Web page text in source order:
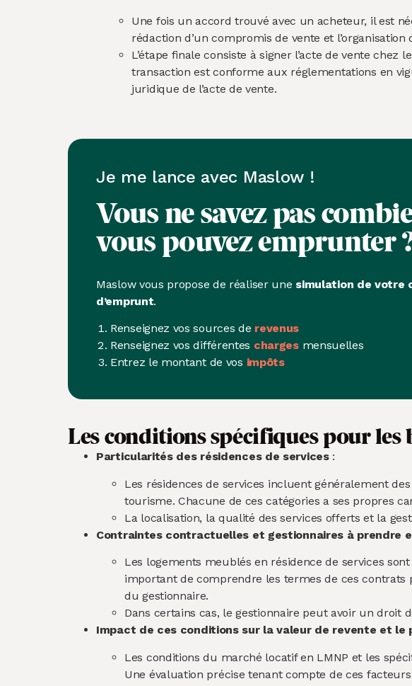
Une fois un accord trouvé avec un acheteur, il est
rédaction d’un compromis de vente et
L’étape finale consiste à signer l’acte de vente
transaction est conforme aux réglementations en
juridique de l’acte de vent​e.
Je me lance avec Maslow !
Vous ne savez pas
vous pouvez emprunter
Maslow vous propose de réaliser une simulation de votre
d’emprunt.
Renseignez vos sources de revenus
Renseignez vos différentes chargesmensuelles
Entrez le montant de vos impôts
Les conditions spécifiques pour les
Particularités des résidences de services:
Les résidences de services incluent généralement
tourisme. Chacune de ces catégories a ses propres
La localisation, la qualité des services offerts et la
Contraintes contractuelles et gestionnaires à prendre
Les logements meublés en résidence de services
important de comprendre les termes de ces
du gestionnaire.
Dans certains cas, le gestionnaire peut avoir un droit
Impact de ces conditions sur la valeur de revente et le
Les conditions du marché locatif en LMNP et les
Une évaluation précise tenant compte de ces